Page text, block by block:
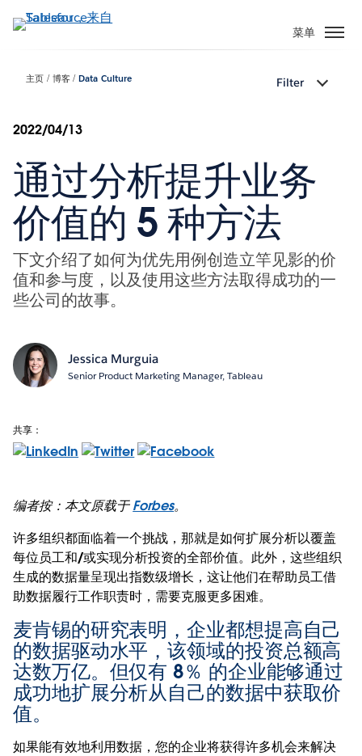
转
容
菜单
主页 博客 Data Culture Filter
2022/04/13
通过分析提升业务
价值的 5 种方法
下文介绍了如何为优先用例创造立竿见影的价
值和参与度，以及使用这些方法取得成功的一
些公司的故事。
Jessica Murguia
Senior Product Marketing Manager, Tableau
共享：
编者按：本文原载于Forbes。
许多组织都面临着一个挑战，那就是如何扩展分析以覆盖
每位员工和/或实现分析投资的全部价值。此外，这些组织
生成的数据量呈现出指数级增长，这让他们在帮助员工借
助数据履行工作职责时，需要克服更多困难。
麦肯锡的研究表明，企业都想提高自己
的数据驱动水平，该领域的投资总额高
达数万亿。但仅有 8％ 的企业能够通过
成功地扩展分析从自己的数据中获取价
值。
如果能有效地利用数据，您的企业将获得许多机会来解决